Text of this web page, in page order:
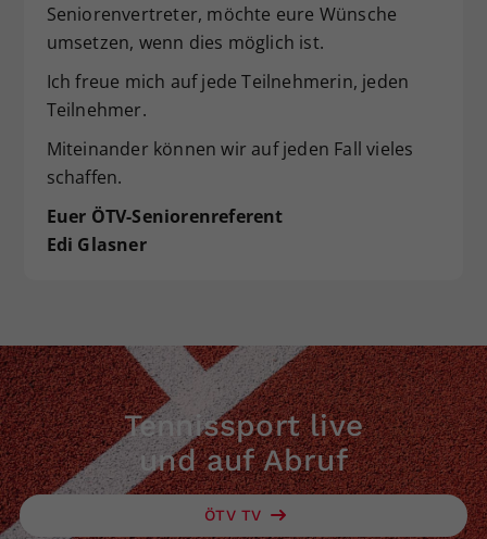
Seniorenvertreter, möchte eure Wünsche
umsetzen, wenn dies möglich ist.
Ich freue mich auf jede Teilnehmerin, jeden
Teilnehmer.
Miteinander können wir auf jeden Fall vieles
schaffen.
Euer ÖTV-Seniorenreferent
Edi Glasner
Tennissport live
und auf Abruf
ÖTV TV